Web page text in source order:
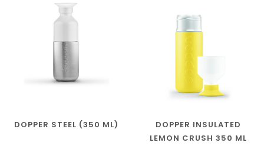
DOPPER STEEL (350 ML)
DOPPER INSULATED
LEMON CRUSH 350 ML